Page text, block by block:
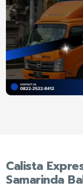
Calista
Samarinda